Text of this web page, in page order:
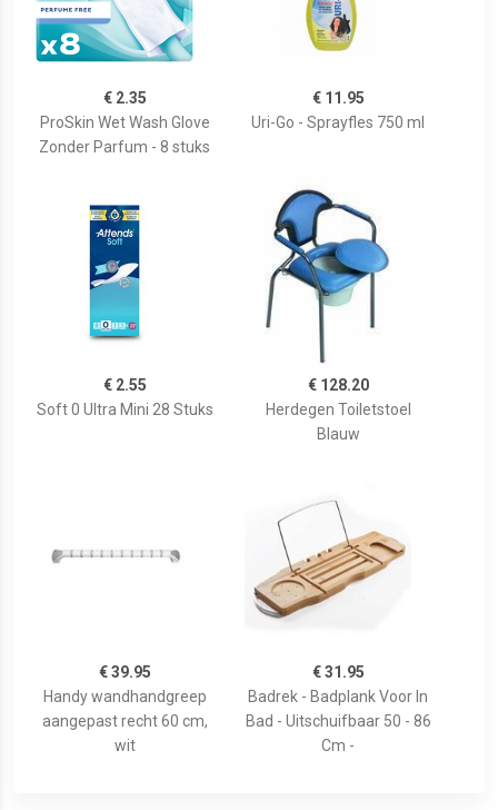
€ 2.35
ProSkin Wet Wash Glove
Zonder Parfum - 8 stuks
€ 11.95
Uri-Go - Sprayfles 750 ml
€ 2.55
Soft 0 Ultra Mini 28 Stuks
€ 128.20
Herdegen Toiletstoel
Blauw
€ 39.95
Handy wandhandgreep
aangepast recht 60 cm,
wit
€ 31.95
Badrek - Badplank Voor In
Bad - Uitschuifbaar 50 - 86
Cm -